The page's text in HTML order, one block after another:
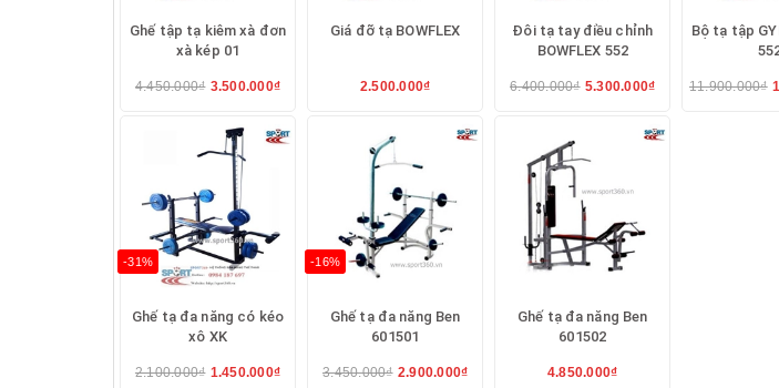
+ tập kéo xô
Ghế tập tạ kiêm xà đơn
xà kép 01
4.450.000₫ 3.500.000₫
Giá đỡ tạ BOWFLEX
2.500.000₫
Đôi tạ tay điều chỉnh
BOWFLEX 552
6.400.000₫ 5.300.000₫
Bộ tạ tập
11.900.000₫
-31%
Ghế tạ đa năng có kéo
xô XK
2.100.000₫ 1.450.000₫
-16%
Ghế tạ đa năng Ben
601501
3.450.000₫ 2.900.000₫
Ghế tạ đa năng Ben
601502
4.850.000₫